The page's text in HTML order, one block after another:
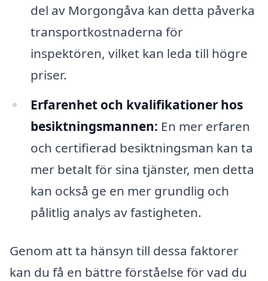
del av Morgongåva kan detta påverka
transportkostnaderna för
inspektören, vilket kan leda till högre
priser.
Erfarenhet och kvalifikationer hos
besiktningsmannen: En mer erfaren
och certifierad besiktningsman kan ta
mer betalt för sina tjänster, men detta
kan också ge en mer grundlig och
pålitlig analys av fastigheten.
Genom att ta hänsyn till dessa faktorer
kan du få en bättre förståelse för vad du